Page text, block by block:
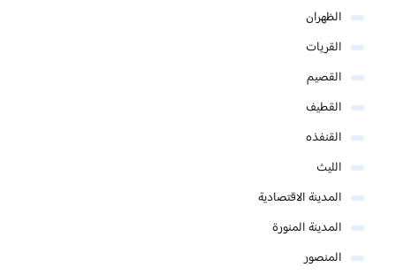
الظهران
القريات
القصيم
القطيف
القنفذه
الليث
المدينة الاقتصادية
المدينة المنورة
المنصور